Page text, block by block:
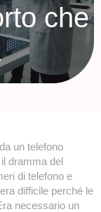
che
un telefono
dramma del
di telefono e
difficile perché le
necessario un